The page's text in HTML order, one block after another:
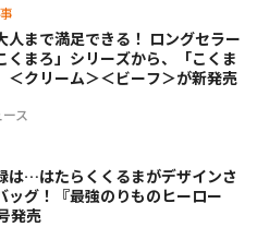
ス
人まで満足できる！ ロングセラー
くまろ」シリーズから、「こくま
＜クリーム＞＜ビーフ＞が新発売
は…はたらくくるまがデザインさ
ッグ！『最強のりものヒーロー
発売